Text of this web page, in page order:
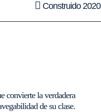
Construido 2020
convierte la verdadera
de su clase.